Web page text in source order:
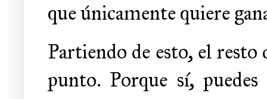
que únicamente quiere
Partiendo de esto, el
punto. Porque sí,